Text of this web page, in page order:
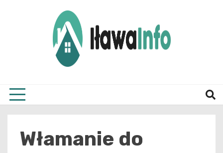
Włamanie do